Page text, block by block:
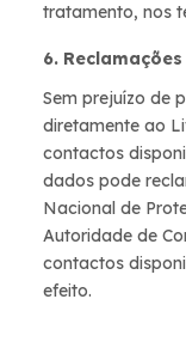
tratamento, nos
6. Reclamações
Sem prejuízo de
diretamente ao
contactos
dados pode
Nacional de
Autoridade de
contactos
efeito.